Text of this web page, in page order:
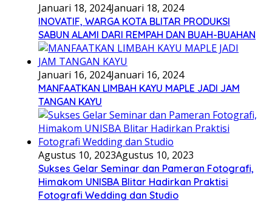
Januari 18, 2024Januari 18, 2024
INOVATIF, WARGA KOTA BLITAR PRODUKSI
SABUN ALAMI DARI REMPAH DAN BUAH-BUAHAN
Januari 16, 2024Januari 16, 2024
MANFAATKAN LIMBAH KAYU MAPLE JADI JAM
TANGAN KAYU
Agustus 10, 2023Agustus 10, 2023
Sukses Gelar Seminar dan Pameran Fotografi,
Himakom UNISBA Blitar Hadirkan Praktisi
Fotografi Wedding dan Studio